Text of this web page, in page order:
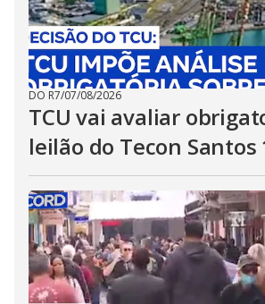
DO R7/07/08/2026
TCU vai avaliar
leilão do Tecon Santos